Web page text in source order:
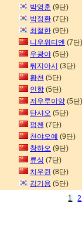
박영훈 (9단)
박정환 (7단)
최철한 (9단)
니우위티엔 (7단)
우광야 (5단)
퉈지아시 (3단)
황천 (5단)
인항 (5단)
저우루이양 (5단)
탄샤오 (5단)
펑첸 (7단)
천야오예 (9단)
창하오 (9단)
류싱 (7단)
치우쥔 (8단)
김기용 (5단)
1
2